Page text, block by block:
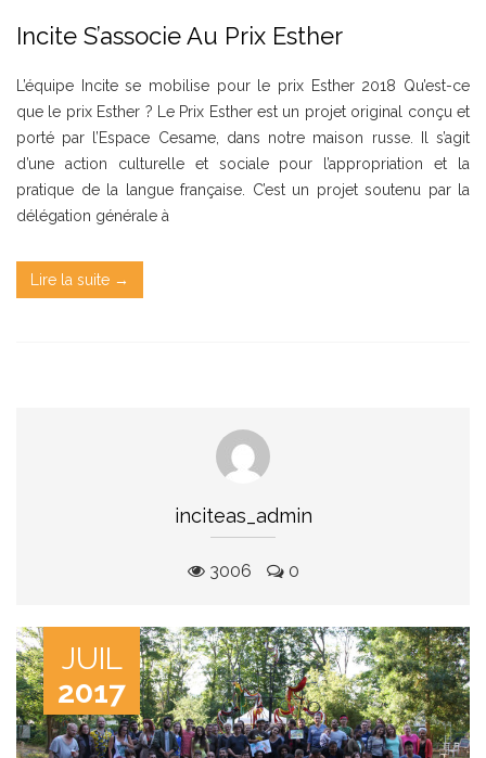
Incite S’associe Au Prix Esther
L’équipe Incite se mobilise pour le prix Esther 2018 Qu’est-ce
que le prix Esther ? Le Prix Esther est un projet original conçu et
porté par l’Espace Cesame, dans notre maison russe. Il s’agit
d’une action culturelle et sociale pour l’appropriation et la
pratique de la langue française. C’est un projet soutenu par la
délégation générale à
Lire la suite →
inciteas_admin
3006 0
JUIL
2017